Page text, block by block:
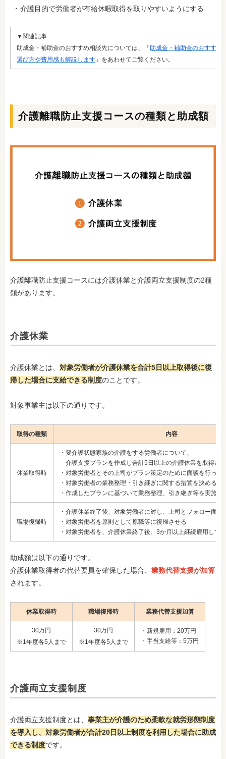
介護目的で労働者が有給休暇取得を取りやすいようにする
▼関連記事
助成金・補助金のおすすめ相談先については、「 助成金・補助金のおすすめ
選び方や費用感も解説します 」をあわせてご覧ください。
介護離職防止支援コースの種類と助成額
介護離職防止支援コースには介護休業と介護両立支援制度の2種
類があります。
介護休業
介護休業とは、 対象労働者が介護休業を合計5日以上取得後に復
帰した場合に支給できる制度のことです。
対象事業主は以下の通りです。
取得の種類 内容
休業取得時
・要介護状態家族の介護をする労働者について、
介護支援プランを作成し合計5日以上の介護休業を取得さ
・対象労働者とその上司がプラン策定のために面談を行っ
・対象労働者の業務整理・引き継ぎに関する措置を決める
・作成したプランに基づいて業務整理、引き継ぎ等を実施す
職場復帰時
・介護休業終了後、対象労働者に対し、上司とフォロー面談
・対象労働者を原則として原職等に復帰させる
・対象労働者を、介護休業終了後、3か月以上継続雇用して
助成額は以下の通りです。
介護休業取得者の代替要員を確保した場合、 業務代替支援が加算
されます。
休業取得時 職場復帰時 業務代替支援加算
30万円
※1年度各5人まで
30万円
※1年度各5人まで
・新規雇用：20万円
・手当支給等：5万円
介護両立支援制度
介護両立支援制度とは、 事業主が介護のため柔軟な就労形態制度
を導入し、対象労働者が合計20日以上制度を利用した場合に助成
できる制度です。